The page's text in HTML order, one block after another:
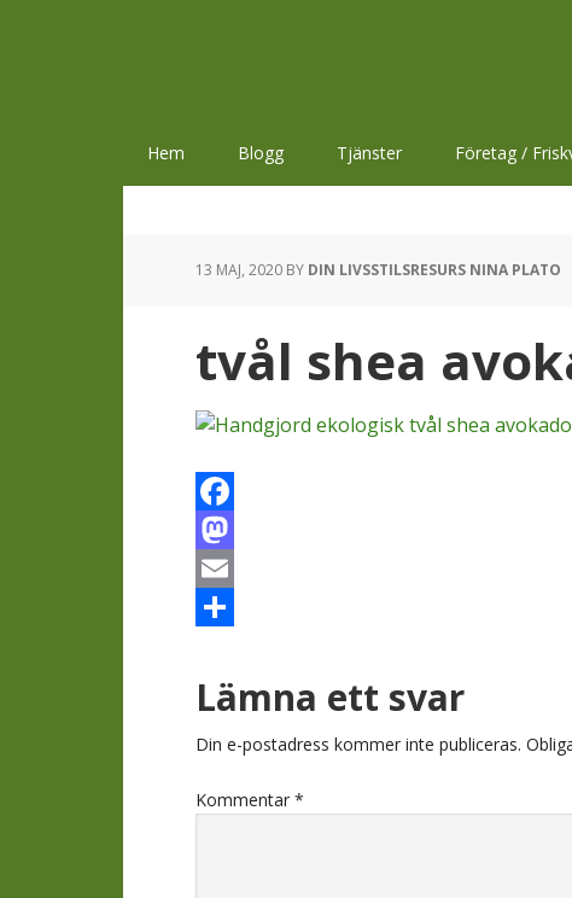
Hem Blogg Tjänster Företag /
13 MAJ, 2020 BY DIN LIVSSTILSRESURS NINA PLATO
tvål shea
Facebook
Mastodon
Email
Lämna ett svar
Din e-postadress kommer inte publiceras.
Kommentar *